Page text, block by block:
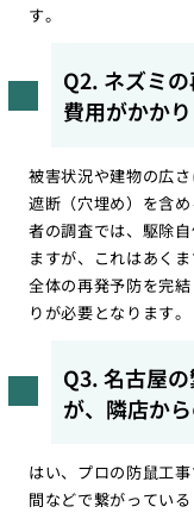
す。
Q2. ネズミ
費用がかか
被害状況や建物の広
遮断（穴埋め）を含
者の調査では、駆除
ますが、これはあく
全体の再発予防を完
りが必要となります。
Q3. 名古屋
が、隣店か
はい、プロの防鼠工
間などで繋がってい